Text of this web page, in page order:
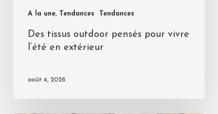
A la une, Tendances Tendances
Des tissus outdoor pensés pour vivre
l’été en extérieur
août 4, 2026